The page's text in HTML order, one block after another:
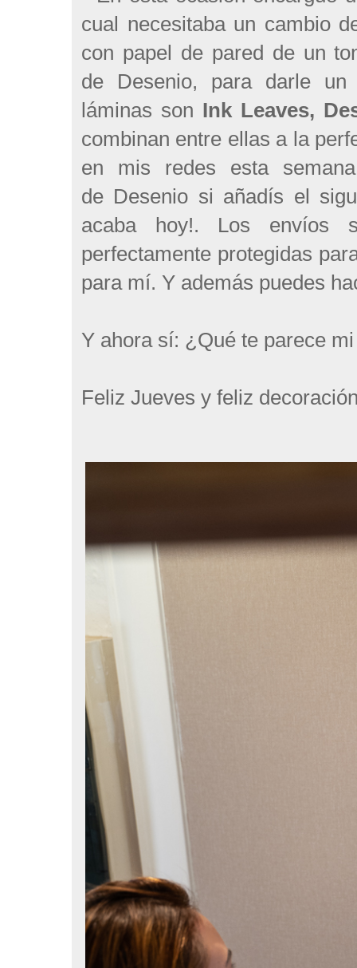
cual necesitaba un cambio
con papel de pared de un
de Desenio, para darle un
láminas son Ink Leaves,
combinan entre ellas a la
en mis redes esta
de Desenio si añadís el
acaba hoy!. Los envíos
perfectamente protegidas
para mí. Y además puedes
Y ahora sí: ¿Qué te parece
Feliz Jueves y feliz